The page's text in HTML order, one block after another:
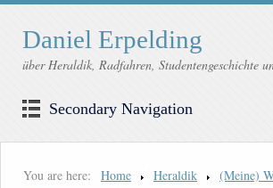
Daniel Erpelding
über Heraldik, Radfahren, Studentengeschichte
Secondary Navigation
You are here: Home Heraldik
(Meine)